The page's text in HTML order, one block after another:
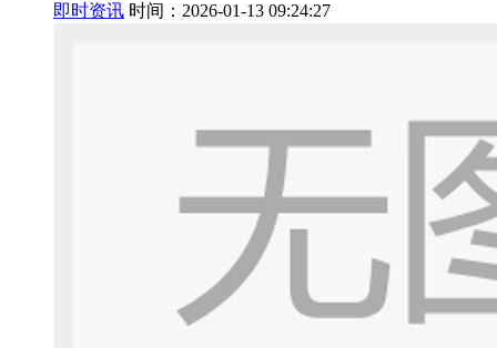
即时资讯 时间：2026-01-13 09:24:27